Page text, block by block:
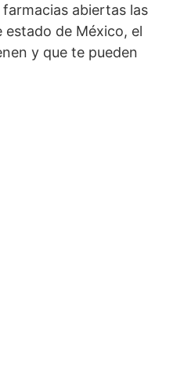
abiertas las
estado de México, el
y que te pueden